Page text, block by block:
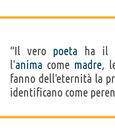
“Il vero poeta ha il
l'anima come madre,
fanno dell'eternità la
identificano come